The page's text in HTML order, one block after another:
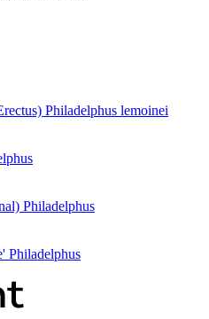
Philadelphus lemoinei
Philadelphus
Philadelphus